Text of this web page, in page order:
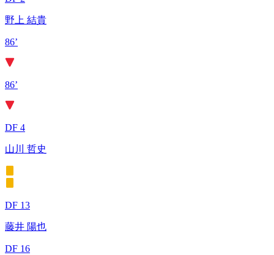
野上 結貴
86’
86’
DF 4
山川 哲史
DF 13
藤井 陽也
DF 16